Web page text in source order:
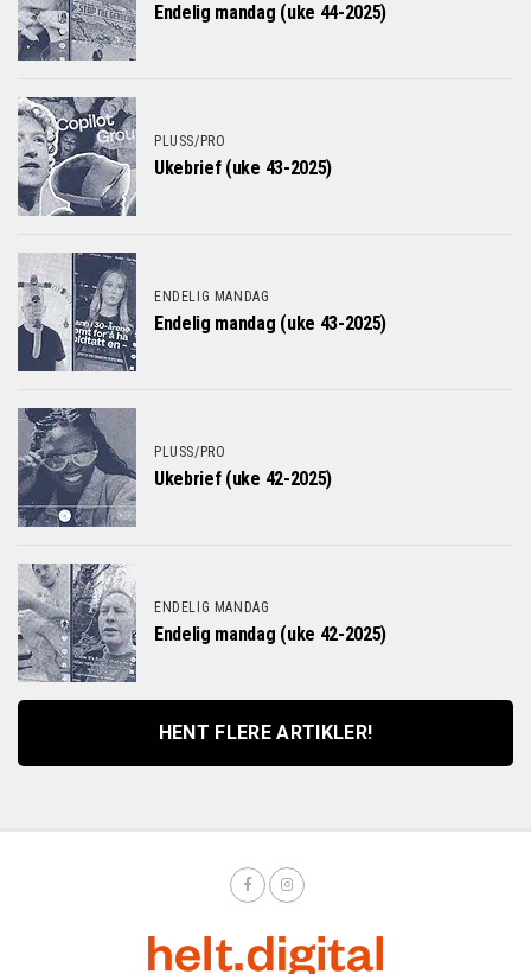
Endelig mandag (uke 44-2025)
PLUSS/PRO
Ukebrief (uke 43-2025)
ENDELIG MANDAG
Endelig mandag (uke 43-2025)
PLUSS/PRO
Ukebrief (uke 42-2025)
ENDELIG MANDAG
Endelig mandag (uke 42-2025)
HENT FLERE ARTIKLER!